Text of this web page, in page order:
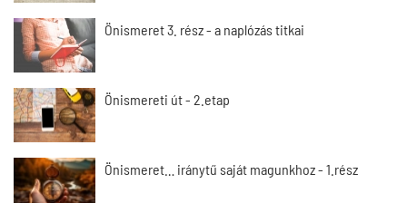
Önismeret 3. rész - a naplózás titkai
Önismereti út - 2.etap
Önismeret… iránytű saját magunkhoz - 1.rész